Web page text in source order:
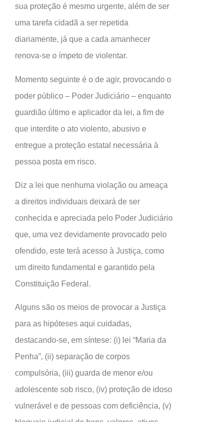
sua proteção é mesmo urgente, além de ser
uma tarefa cidadã a ser repetida
diariamente, já que a cada amanhecer
renova-se o ímpeto de violentar.
Momento seguinte é o de agir, provocando o
poder público – Poder Judiciário – enquanto
guardião último e aplicador da lei, a fim de
que interdite o ato violento, abusivo e
entregue a proteção estatal necessária à
pessoa posta em risco.
Diz a lei que nenhuma violação ou ameaça
a direitos individuais deixará de ser
conhecida e apreciada pelo Poder Judiciário
que, uma vez devidamente provocado pelo
ofendido, este terá acesso à Justiça, como
um direito fundamental e garantido pela
Constituição Federal.
Alguns são os meios de provocar a Justiça
para as hipóteses aqui cuidadas,
destacando-se, em síntese: (i) lei “Maria da
Penha”, (ii) separação de corpos
compulsória, (iii) guarda de menor e/ou
adolescente sob risco, (iv) proteção de idoso
vulnerável e de pessoas com deficiência, (v)